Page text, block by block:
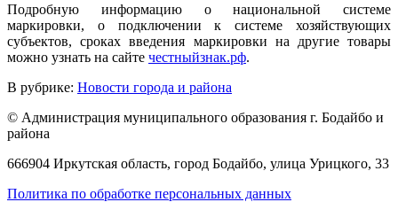
Подробную информацию о национальной системе
маркировки, о подключении к системе хозяйствующих
субъектов, сроках введения маркировки на другие товары
можно узнать на сайте честныйзнак.рф.
В рубрике: Новости города и района
© Администрация муниципального образования г. Бодайбо и
района
666904 Иркутская область, город Бодайбо, улица Урицкого, 33
Политика по обработке персональных данных